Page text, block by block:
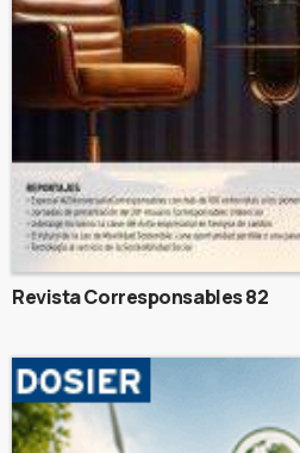
Revista Corresponsables 82